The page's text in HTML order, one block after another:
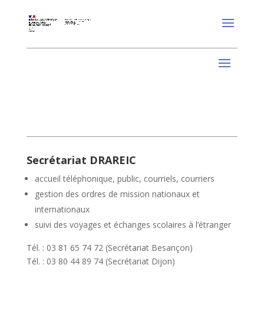
Secrétariat DRAREIC
accueil téléphonique, public, courriels, courriers
gestion des ordres de mission nationaux et
internationaux
suivi des voyages et échanges scolaires à l’étranger
Tél. : 03 81 65 74 72 (Secrétariat Besançon)
Tél. : 03 80 44 89 74 (Secrétariat Dijon)